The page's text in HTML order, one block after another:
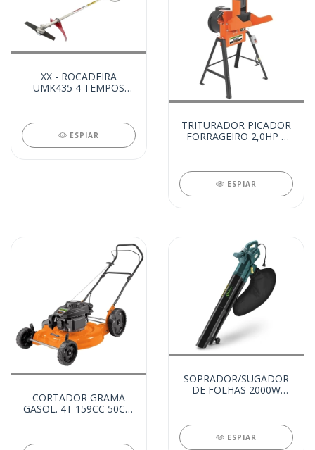
XX - ROCADEIRA
UMK435 4 TEMPOS
ESPIAR
TRITURADOR PICADOR
FORRAGEIRO 2,0HP 2
ESPIAR
CORTADOR GRAMA
GASOL. 4T 159CC 50CM
SOPRADOR/SUGADOR
DE FOLHAS 2000W
ESPIAR